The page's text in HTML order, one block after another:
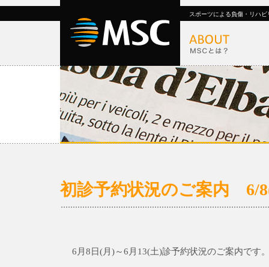
スポーツによる負傷・リハ
初診予約状況のご案内 6/
6月8日(月)～6月13(土)診予約状況のご案内です